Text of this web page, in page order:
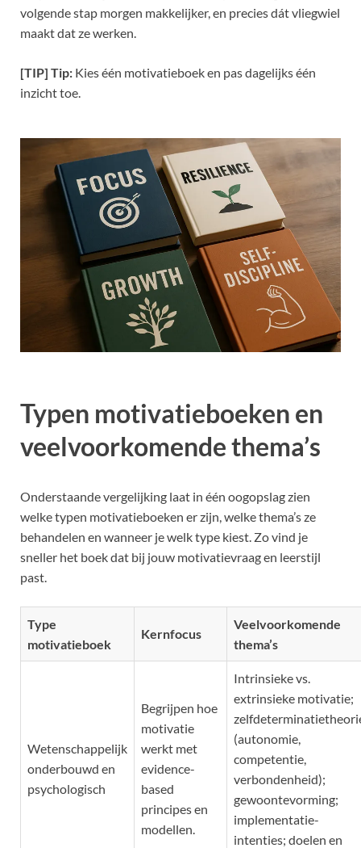
volgende stap morgen makkelijker, en precies dát vliegwiel
maakt dat ze werken.
[TIP] Tip: Kies één motivatieboek en pas dagelijks één
inzicht toe.
Typen motivatieboeken en
veelvoorkomende thema’s
Onderstaande vergelijking laat in één oogopslag zien
welke typen motivatieboeken er zijn, welke thema’s ze
behandelen en wanneer je welk type kiest. Zo vind je
sneller het boek dat bij jouw motivatievraag en leerstijl
past.
Type
motivatieboek
Kernfocus
Veelvoorkomende
thema’s
Wetenschappelijk
onderbouwd en
psychologisch
Begrijpen hoe
motivatie
werkt met
evidence-
based
principes en
modellen.
Intrinsieke vs.
extrinsieke motivatie;
(autonomie,
competentie,
verbondenheid);
gewoontevorming;
implementatie-
intenties; doelen en